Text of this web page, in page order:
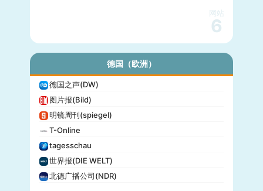
网站
6
德国（欧洲）
德国之声(DW)
图片报(Bild)
明镜周刊(spiegel)
T-Online
tagesschau
世界报(DIE WELT)
北德广播公司(NDR)